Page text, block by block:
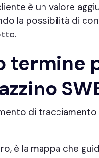
è un valore
la possibilità di
termine
di
è la mappa che